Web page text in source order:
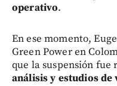
operativo.
En ese momento,
Green Power en
que la suspensión fue
análisis y estudios